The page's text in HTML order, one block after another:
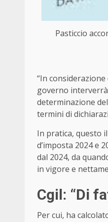
Pasticcio
“In
governo
determinazione
termini di
In pratica, questo
d’imposta 2024 e
dal 2024, da
in vigore e
Cgil: “Di
Per cui, ha